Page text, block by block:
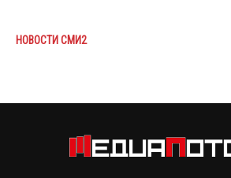
НОВОСТИ СМИ2